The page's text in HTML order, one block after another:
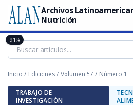
Archivos
Nutrición
Inicio / Ediciones / Volumen 57 / Número 1
TRABAJO DE
INVESTIGACIÓN
91%